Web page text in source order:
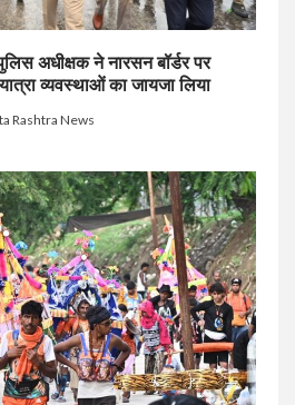
अधीक्षक ने नारसन बॉर्डर पर
व्यवस्थाओं का जायजा लिया
Rashtra News